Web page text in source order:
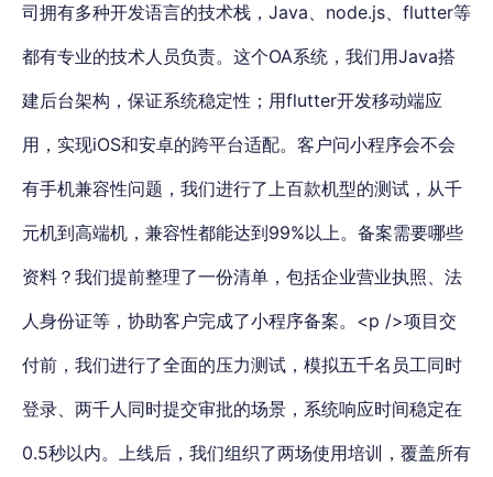
司拥有多种开发语言的技术栈，Java、node.js、flutter等
都有专业的技术人员负责。这个OA系统，我们用Java搭
建后台架构，保证系统稳定性；用flutter开发移动端应
用，实现iOS和安卓的跨平台适配。客户问小程序会不会
有手机兼容性问题，我们进行了上百款机型的测试，从千
元机到高端机，兼容性都能达到99%以上。备案需要哪些
资料？我们提前整理了一份清单，包括企业营业执照、法
人身份证等，协助客户完成了小程序备案。<p />项目交
付前，我们进行了全面的压力测试，模拟五千名员工同时
登录、两千人同时提交审批的场景，系统响应时间稳定在
0.5秒以内。上线后，我们组织了两场使用培训，覆盖所有